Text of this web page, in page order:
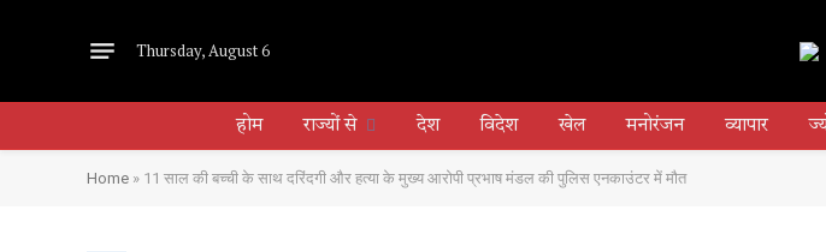
Thursday, August 6
होम राज्यों से देश विदेश खेल मनोरंजन व्यापार
Home » 11 साल की बच्ची के साथ दरिंदगी और हत्या के मुख्य आरोपी प्रभाष मंडल की पुलिस एनकाउंटर में मौत